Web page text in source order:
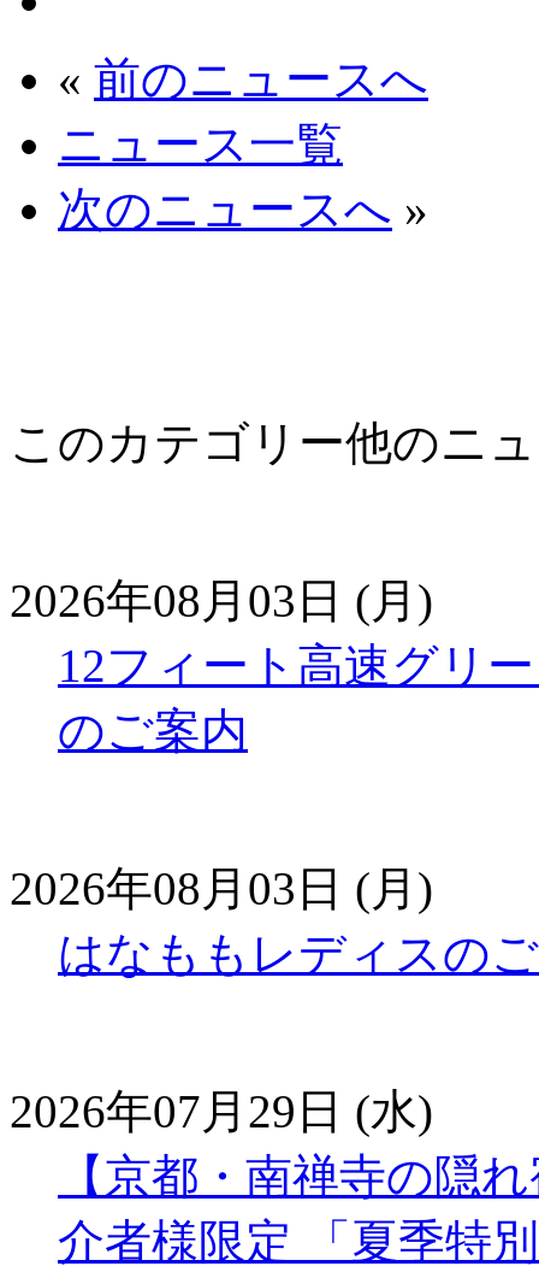
« 前のニュースへ
ニュース一覧
次のニュースへ »
このカテゴリー他のニ
2026年08月03日 (月)
12フィート高速グリ
のご案内
2026年08月03日 (月)
はなももレディスの
2026年07月29日 (水)
【京都・南禅寺の隠
介者様限定 「夏季特